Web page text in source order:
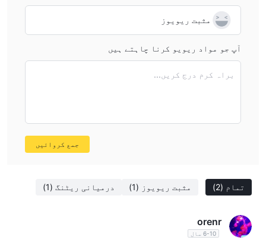
high-impact news events with great caution, fully aware
that my transaction costs can increase, and order
trading thinner or more volatile contracts. This requires a
تمام (2) مثبت ریویوز (1) درمیانی ریٹنگ (1)
orenr
6-10 سال
مثبت ریویوز
آپ جو مواد ریویو کرنا چاہتے ہیں
براہ کرم درج کریں...
جمع کروائیں